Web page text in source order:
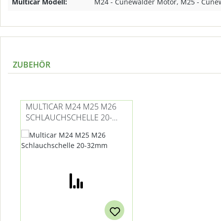
ZUBEHÖR
MULTICAR M24 M25 M26
SCHLAUCHSCHELLE 20-
32MM